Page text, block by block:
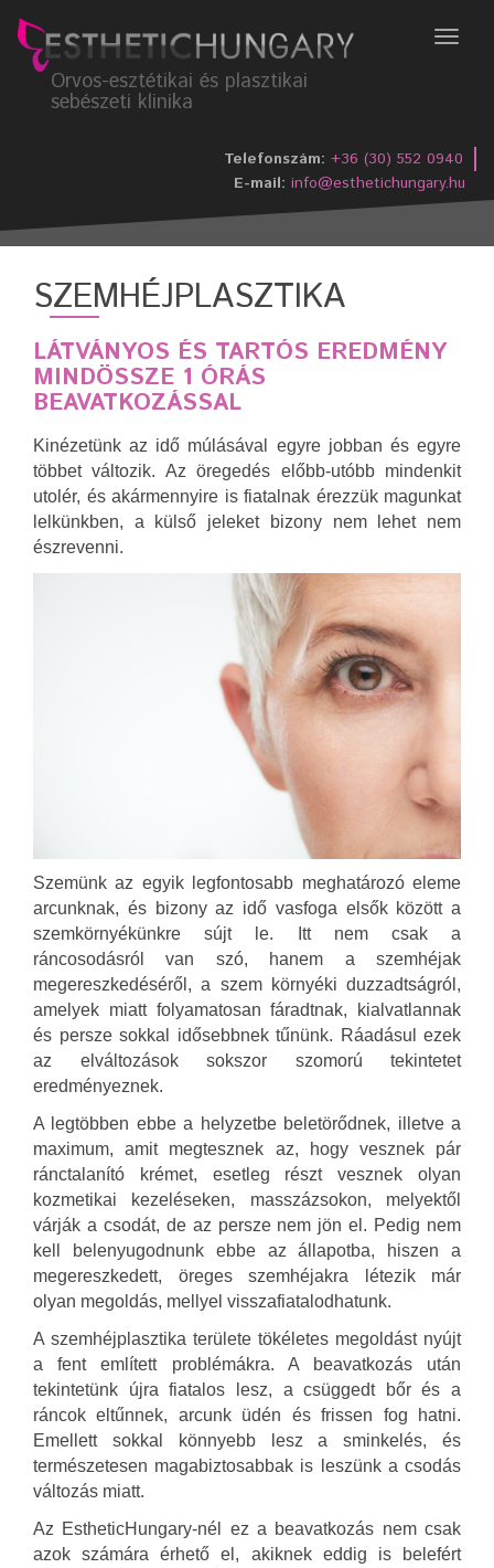
Menü
Orvos-esztétikai és plasztikai
sebészeti klinika
Telefonszám: +36 (30) 552 0940
E-mail: info@esthetichungary.hu
SZEMHÉJPLASZTIKA
LÁTVÁNYOS ÉS TARTÓS EREDMÉNY
MINDÖSSZE 1 ÓRÁS
BEAVATKOZÁSSAL
Kinézetünk az idő múlásával egyre jobban és egyre
többet változik. Az öregedés előbb-utóbb mindenkit
utolér, és akármennyire is fiatalnak érezzük magunkat
lelkünkben, a külső jeleket bizony nem lehet nem
észrevenni.
Szemünk az egyik legfontosabb meghatározó eleme
arcunknak, és bizony az idő vasfoga elsők között a
szemkörnyékünkre sújt le. Itt nem csak a
ráncosodásról van szó, hanem a szemhéjak
megereszkedéséről, a szem környéki duzzadtságról,
amelyek miatt folyamatosan fáradtnak, kialvatlannak
és persze sokkal idősebbnek tűnünk. Ráadásul ezek
az elváltozások sokszor szomorú tekintetet
eredményeznek.
A legtöbben ebbe a helyzetbe beletörődnek, illetve a
maximum, amit megtesznek az, hogy vesznek pár
ránctalanító krémet, esetleg részt vesznek olyan
kozmetikai kezeléseken, masszázsokon, melyektől
várják a csodát, de az persze nem jön el. Pedig nem
kell belenyugodnunk ebbe az állapotba, hiszen a
megereszkedett, öreges szemhéjakra létezik már
olyan megoldás, mellyel visszafiatalodhatunk.
A szemhéjplasztika területe tökéletes megoldást nyújt
a fent említett problémákra. A beavatkozás után
tekintetünk újra fiatalos lesz, a csüggedt bőr és a
ráncok eltűnnek, arcunk üdén és frissen fog hatni.
Emellett sokkal könnyebb lesz a sminkelés, és
természetesen magabiztosabbak is leszünk a csodás
változás miatt.
Az EstheticHungary-nél ez a beavatkozás nem csak
azok számára érhető el, akiknek eddig is belefért